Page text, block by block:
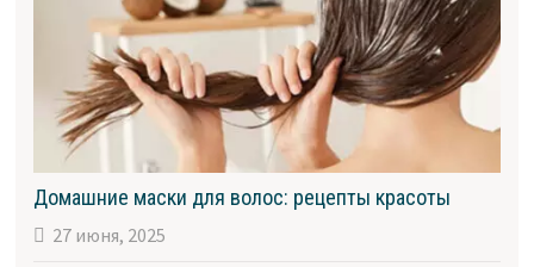
Домашние маски для волос: рецепты красоты
27 июня, 2025